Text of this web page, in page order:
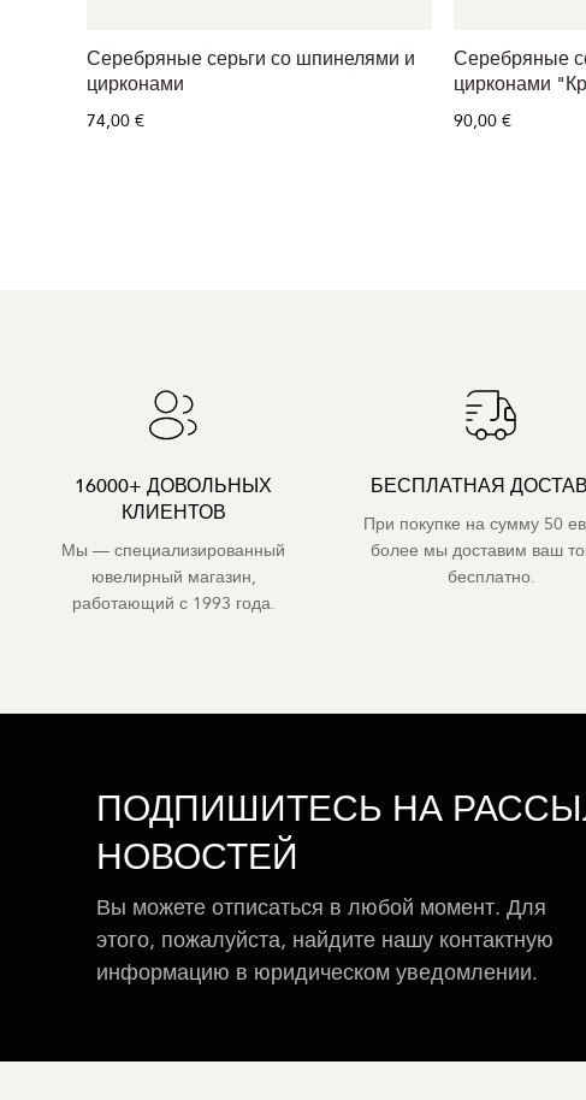
Серебряные серьги со шпинелями и
цирконами
74,00 €
Серебряные
цирконами
90,00 €
16000+ ДОВОЛЬНЫХ
КЛИЕНТОВ
Мы — специализированный
ювелирный магазин,
работающий с 1993 года.
БЕСПЛАТНАЯ
При покупке на сумму 50
более мы доставим ваш
бесплатно.
ПОДПИШИТЕСЬ НА
НОВОСТЕЙ
Вы можете отписаться в любой момент. Для
этого, пожалуйста, найдите нашу контактную
информацию в юридическом уведомлении.